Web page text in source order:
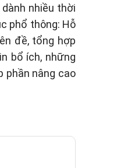
nhiều thời
phổ thông: Hỗ
đề, tổng hợp
bổ ích, những
phần nâng cao